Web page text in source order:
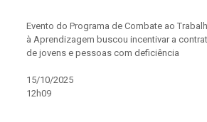
Evento do Programa de Combate ao
à Aprendizagem buscou incentivar a
de jovens e pessoas com deficiência
15/10/2025
12h09